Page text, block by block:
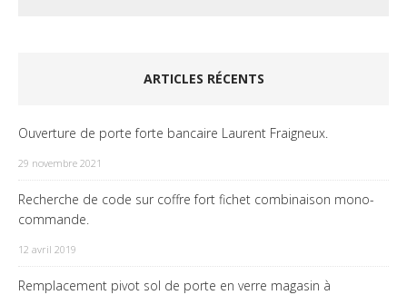
ARTICLES RÉCENTS
Ouverture de porte forte bancaire Laurent Fraigneux.
29 novembre 2021
Recherche de code sur coffre fort fichet combinaison mono-
commande.
12 avril 2019
Remplacement pivot sol de porte en verre magasin à